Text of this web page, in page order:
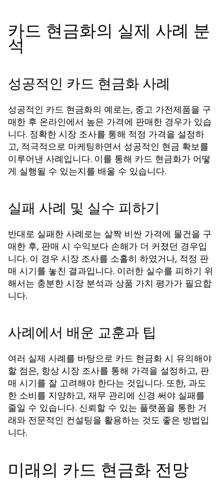
카드 현금화의 실제 사례 분
석
성공적인 카드 현금화 사례
성공적인 카드 현금화의 예로는, 중고 가전제품을 구
매한 후 온라인에서 높은 가격에 판매한 경우가 있습
니다. 정확한 시장 조사를 통해 적정 가격을 설정하
고, 적극적으로 마케팅하면서 성공적인 현금 확보를
이루어낸 사례입니다. 이를 통해 카드 현금화가 어떻
게 실행될 수 있는지를 배울 수 있습니다.
실패 사례 및 실수 피하기
반대로 실패한 사례로는 살짝 비싼 가격에 물건을 구
매한 후, 판매 시 수익보다 손해가 더 커졌던 경우입
니다. 이 경우 시장 조사를 소홀히 하였거나, 적정 판
매 시기를 놓친 결과입니다. 이러한 실수를 피하기 위
해서는 충분한 시장 분석과 상품 가치 평가가 필요합
니다.
사례에서 배운 교훈과 팁
여러 실제 사례를 바탕으로 카드 현금화 시 유의해야
할 점은, 항상 시장 조사를 통해 가격을 설정하고, 판
매 시기를 잘 고려해야 한다는 것입니다. 또한, 과도
한 소비를 지양하고, 재무 관리에 신경 써야 실패를
줄일 수 있습니다. 신뢰할 수 있는 플랫폼을 통한 거
래와 전문적인 컨설팅을 활용하는 것도 좋은 방법입
니다.
미래의 카드 현금화 전망